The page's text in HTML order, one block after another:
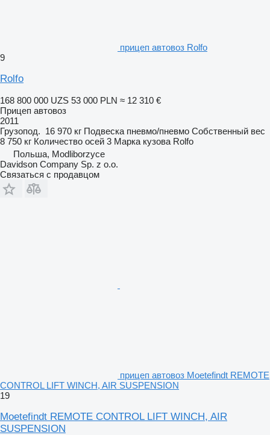
прицеп автовоз Rolfo
9
Rolfo
168 800 000 UZS 53 000 PLN ≈ 12 310 €
Прицеп автовоз
2011
Грузопод. 16 970 кг Подвеска пневмо/пневмо Собственный вес
8 750 кг Количество осей 3 Марка кузова Rolfo
Польша, Modliborzyce
Davidson Company Sp. z o.o.
Связаться с продавцом
прицеп автовоз Moetefindt REMOTE
CONTROL LIFT WINCH, AIR SUSPENSION
19
Moetefindt REMOTE CONTROL LIFT WINCH, AIR
SUSPENSION